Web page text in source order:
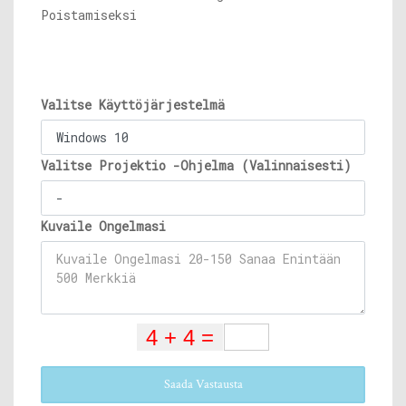
Poistamiseksi
Valitse Käyttöjärjestelmä
Valitse Projektio -Ohjelma (Valinnaisesti)
Kuvaile Ongelmasi
Saada Vastausta